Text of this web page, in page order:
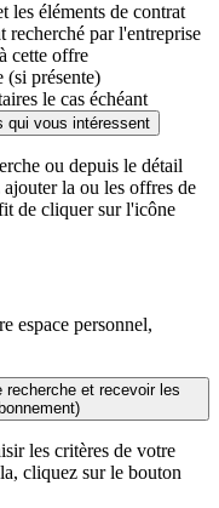
les éléments de contrat
par l'entreprise
cette offre
(si présente)
le cas échéant
qui vous intéressent
ou depuis le détail
la ou les offres de
de cliquer sur l'icône
espace personnel,
et recevoir les
les critères de votre
cliquez sur le bouton